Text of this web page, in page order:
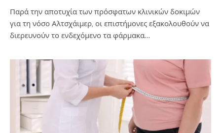
Παρά την αποτυχία των πρόσφατων κλινικών δοκιμών
για τη νόσο Αλτσχάιμερ, οι επιστήμονες εξακολουθούν να
διερευνούν το ενδεχόμενο τα φάρμακα…